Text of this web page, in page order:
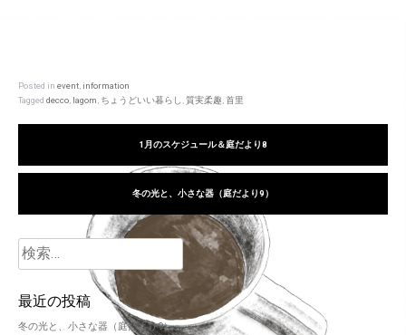
Posted in event, information
Tagged decco, lagom, ちょうどいい暮らし,質実柔趣,首里
1月のスケジュール＆庭だより8
冬の光と、小さな器（庭だより9）
最近の投稿
冬の光と、小さな器（庭だより9）